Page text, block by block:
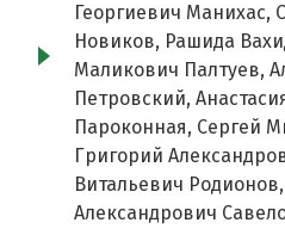
Георгиевич Манихас,
Новиков, Рашида
Маликович Палтуев,
Петровский,
Пароконная, Сергей
Григорий
Витальевич
Александрович